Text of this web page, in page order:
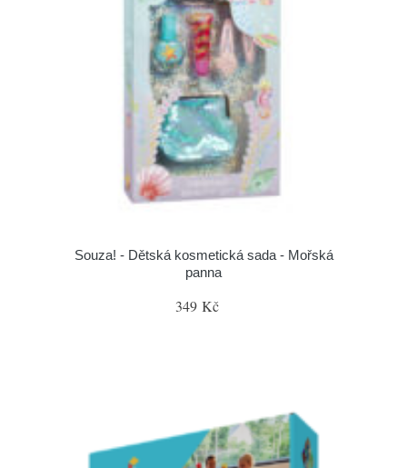
Souza! - Dětská kosmetická sada - Mořská
panna
349 Kč